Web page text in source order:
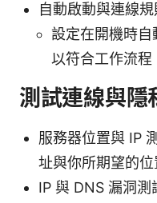
自動啟動與連線規
設定在開機時自
以符合工作流程
測試連線與隱
服務器位置與 IP
址與你所期望的位
IP 與 DNS 漏洞